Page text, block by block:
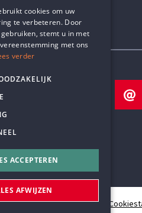
3 233 70 32
Verbond 2026 Privacy
DUTCH
cookies om uw
te verbeteren. Door
stemt u in met
met ons
verder
ACCEPTEREN
AFWIJZEN